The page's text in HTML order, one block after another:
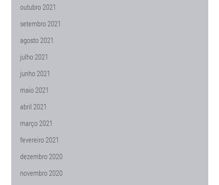
outubro 2021
setembro 2021
agosto 2021
julho 2021
junho 2021
maio 2021
abril 2021
março 2021
fevereiro 2021
dezembro 2020
novembro 2020